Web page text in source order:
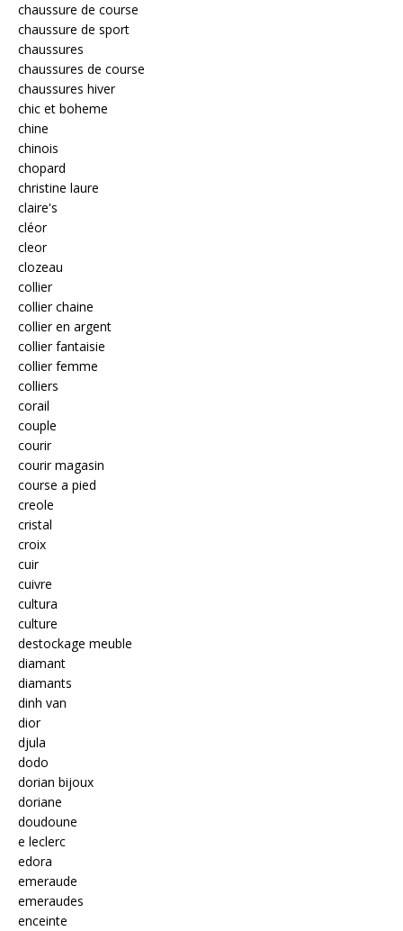
chaussure de course
chaussure de sport
chaussures
chaussures de course
chaussures hiver
chic et boheme
chine
chinois
chopard
christine laure
claire's
cléor
cleor
clozeau
collier
collier chaine
collier en argent
collier fantaisie
collier femme
colliers
corail
couple
courir
courir magasin
course a pied
creole
cristal
croix
cuir
cuivre
cultura
culture
destockage meuble
diamant
diamants
dinh van
dior
djula
dodo
dorian bijoux
doriane
doudoune
e leclerc
edora
emeraude
emeraudes
enceinte